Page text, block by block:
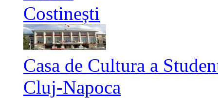
Costinești
Casa de Cultura a
Cluj-Napoca